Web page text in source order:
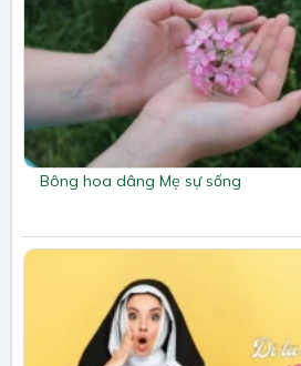
Bông hoa dâng Mẹ sự sống